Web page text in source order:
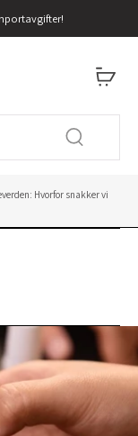
Hvorfor snakker vi